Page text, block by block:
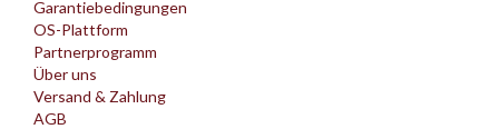
Garantiebedingungen
OS-Plattform
Partnerprogramm
Über uns
Versand & Zahlung
AGB